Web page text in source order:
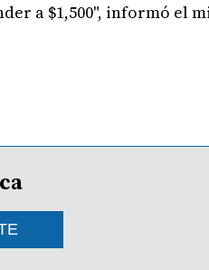
a $1,500", informó el